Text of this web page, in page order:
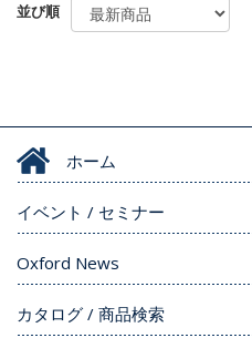
並び順
ホーム
イベント / セミナー
Oxford News
カタログ / 商品検索